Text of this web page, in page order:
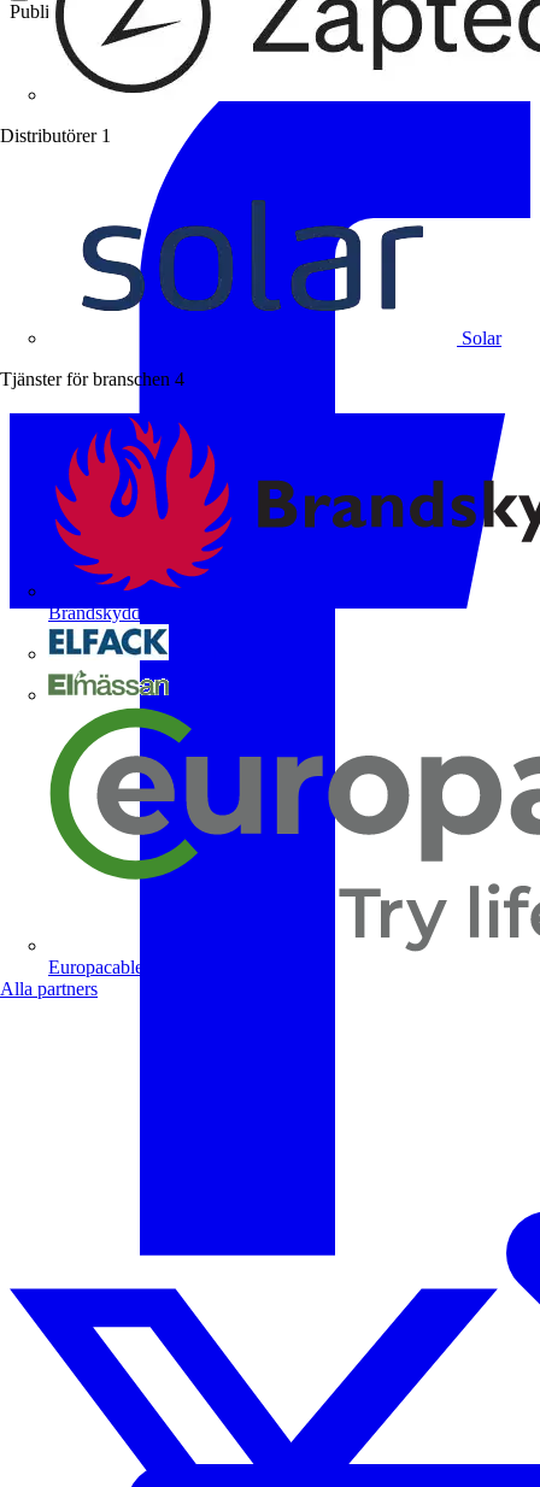
Distributörer 1
Solar
Tjänster för branschen 4
Brandskyddsföreningen
Europacable
Alla partners
Publicerad: 19 november 2003 Kategori: Branschnyheter